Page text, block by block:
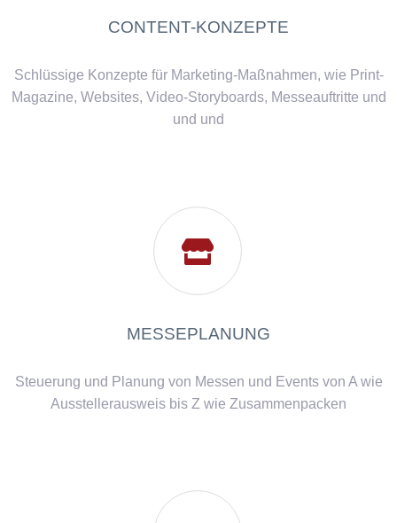
CONTENT-KONZEPTE
Schlüssige Konzepte für Marketing-Maßnahmen, wie Print-
Magazine, Websites, Video-Storyboards, Messeauftritte und
und und

MESSEPLANUNG
Steuerung und Planung von Messen und Events von A wie
Ausstellerausweis bis Z wie Zusammenpacken